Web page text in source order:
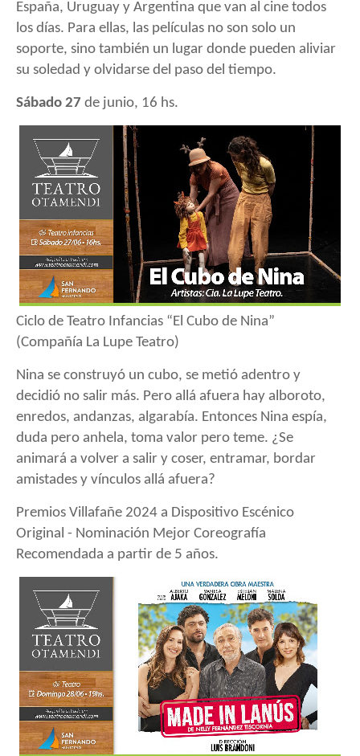
España, Uruguay y Argentina que van al cine todos
los días. Para ellas, las películas no son solo un
soporte, sino también un lugar donde pueden aliviar
su soledad y olvidarse del paso del tiempo.
Sábado 27 de junio, 16 hs.
Ciclo de Teatro Infancias “El Cubo de Nina”
(Compañía La Lupe Teatro)
Nina se construyó un cubo, se metió adentro y
decidió no salir más. Pero allá afuera hay alboroto,
enredos, andanzas, algarabía. Entonces Nina espía,
duda pero anhela, toma valor pero teme. ¿Se
animará a volver a salir y coser, entramar, bordar
amistades y vínculos allá afuera?
Premios Villafañe 2024 a Dispositivo Escénico
Original - Nominación Mejor Coreografía
Recomendada a partir de 5 años.